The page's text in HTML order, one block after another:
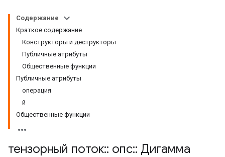
Содержание
Краткое содержание
Конструкторы и деструкторы
Публичные атрибуты
Общественные функции
Публичные атрибуты
операция
й
Общественные функции
тензорный поток:: опс:: Дигамма